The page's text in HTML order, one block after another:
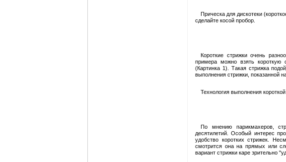
Прическа для дискотеки
сделайте косой пробор.
Короткие стрижки очень
примера можно взять короткую
(Картинка 1). Такая стрижка
выполнения стрижки, показанной
Технология выполнения
По мнению парикмахеров,
десятилетий. Особый интерес
удобство коротких стрижек.
смотрится она на прямых или
вариант стрижки каре зрительно